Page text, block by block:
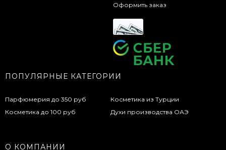
Оформить заказ
ПОПУЛЯРНЫЕ КАТЕГОРИИ
Парфюмерия до 350 руб
Косметика до 100 руб
Косметика из Турции
Духи производства ОАЭ
О КОМПАНИИ